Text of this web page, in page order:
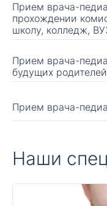
Прием врача-
прохождении
школу, колледж,
Прием врача-
будущих
Прием врача-
Наши